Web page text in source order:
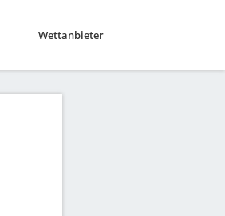
Wettanbieter